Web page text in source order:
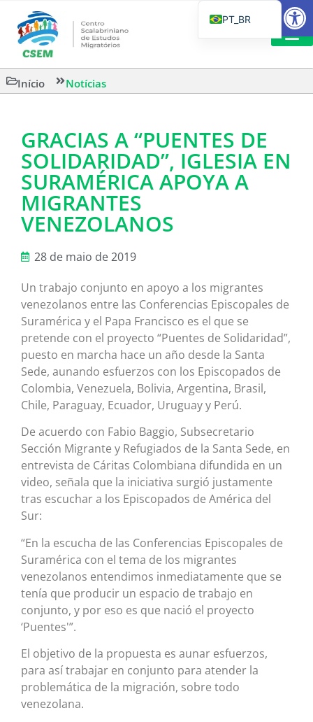
Início Notícias
GRACIAS A “PUENTES DE
SOLIDARIDAD”, IGLESIA EN
SURAMÉRICA APOYA A
MIGRANTES
VENEZOLANOS
28 de maio de 2019
Un trabajo conjunto en apoyo a los migrantes
venezolanos entre las Conferencias Episcopales de
Suramérica y el Papa Francisco es el que se
pretende con el proyecto “Puentes de Solidaridad”,
puesto en marcha hace un año desde la Santa
Sede, aunando esfuerzos con los Episcopados de
Colombia, Venezuela, Bolivia, Argentina, Brasil,
Chile, Paraguay, Ecuador, Uruguay y Perú.
De acuerdo con Fabio Baggio, Subsecretario
Sección Migrante y Refugiados de la Santa Sede, en
entrevista de Cáritas Colombiana difundida en un
video, señala que la iniciativa surgió justamente
tras escuchar a los Episcopados de América del
Sur:
“En la escucha de las Conferencias Episcopales de
Suramérica con el tema de los migrantes
venezolanos entendimos inmediatamente que se
tenía que producir un espacio de trabajo en
conjunto, y por eso es que nació el proyecto
‘Puentes'”.
El objetivo de la propuesta es aunar esfuerzos,
para así trabajar en conjunto para atender la
problemática de la migración, sobre todo
venezolana.
PT_BR
IT